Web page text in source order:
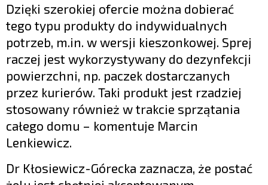
Dzięki szerokiej ofercie można dobierać
tego typu produkty do indywidualnych
potrzeb, m.in. w wersji kieszonkowej. Sprej
raczej jest wykorzystywany do dezynfekcji
powierzchni, np. paczek dostarczanych
przez kurierów. Taki produkt jest rzadziej
stosowany również w trakcie sprzątania
całego domu – komentuje Marcin
Lenkiewicz.
Dr Kłosiewicz-Górecka zaznacza, że postać